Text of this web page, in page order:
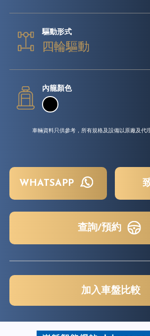
驅動形式
四輪驅動
內籠顏色
車輛資料只供參考，所有規格及設備以原廠及代
WHATSAPP
查詢/預約
加入車盤比較